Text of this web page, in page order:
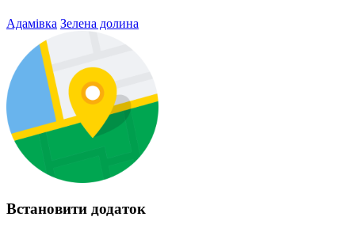
Адамівка Зелена долина
Встановити додаток